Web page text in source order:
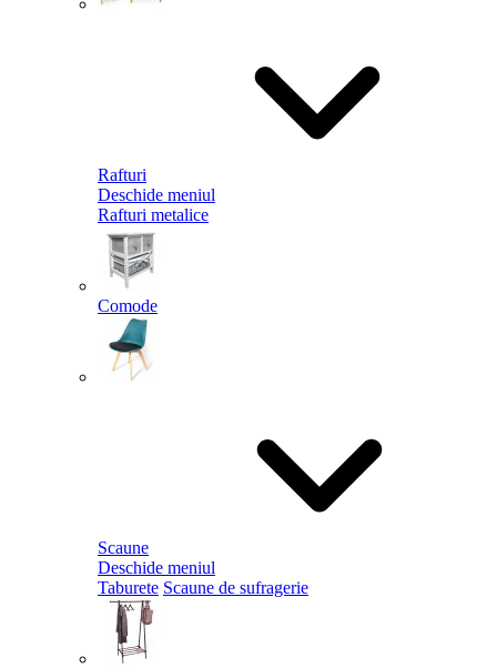
Rafturi
Deschide meniul
Rafturi metalice
Comode
Scaune
Deschide meniul
Taburete Scaune de sufragerie